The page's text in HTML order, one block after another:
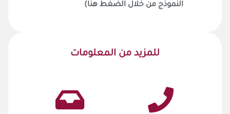
النموذج من خلال الضغط هنا)
للمزيد من المعلومات